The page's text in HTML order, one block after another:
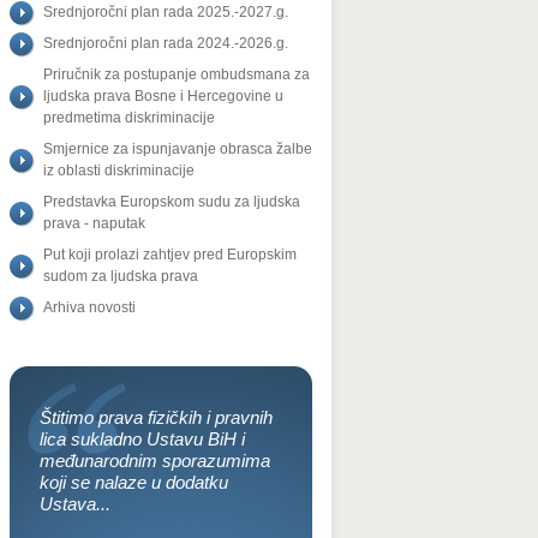
Srednjoročni plan rada 2025.-2027.g.
Srednjoročni plan rada 2024.-2026.g.
Priručnik za postupanje ombudsmana za
ljudska prava Bosne i Hercegovine u
predmetima diskriminacije
Smjernice za ispunjavanje obrasca žalbe
iz oblasti diskriminacije
Predstavka Europskom sudu za ljudska
prava - naputak
Put koji prolazi zahtjev pred Europskim
sudom za ljudska prava
Arhiva novosti
Štitimo prava fizičkih i pravnih
lica sukladno Ustavu BiH i
međunarodnim sporazumima
koji se nalaze u dodatku
Ustava...